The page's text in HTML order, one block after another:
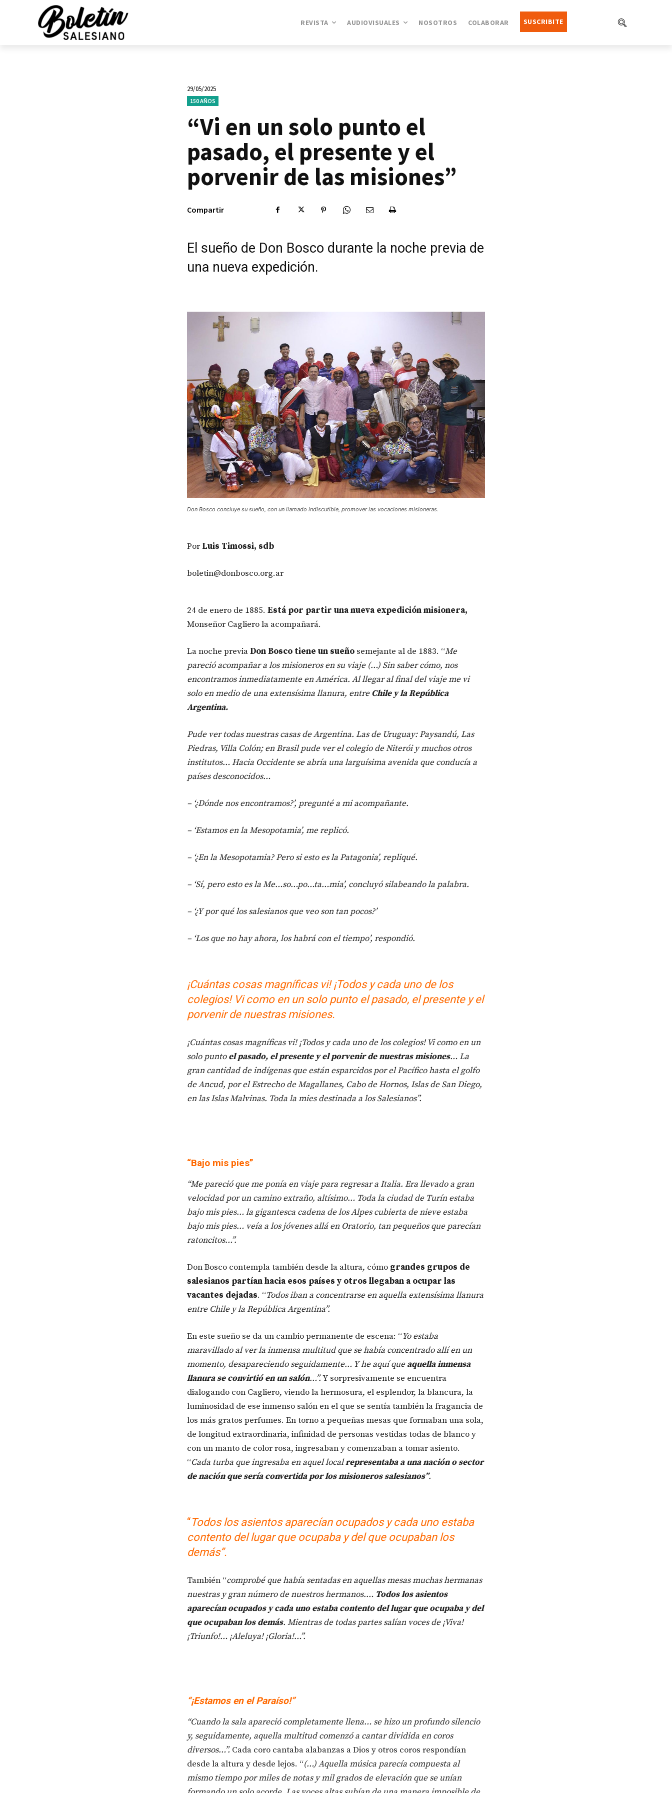
REVISTA AUDIOVISUALES NOSOTROS COLABORAR SUSCRIBITE
29/05/2025
150 AÑOS
“Vi en un solo punto el
pasado, el presente y el
porvenir de las misiones”
Compartir
El sueño de Don Bosco durante la noche previa de
una nueva expedición.
Don Bosco concluye su sueño, con un llamado indiscutible, promover las vocaciones misioneras.
PorLuis Timossi, sdb
boletin@donbosco.org.ar
24 de enero de 1885. Está por partir una nueva expedición misionera,
Monseñor Cagliero la acompañará.
La noche previaDon Bosco tiene un sueño semejante al de 1883. “Me
pareció acompañar a los misioneros en su viaje (…) Sin saber cómo, nos
encontramos inmediatamente en América. Al llegar al final del viaje me vi
solo en medio de una extensísima llanura, entreChile y la República
Argentina.
Pude ver todas nuestras casas de Argentina. Las de Uruguay: Paysandú, Las
Piedras, Villa Colón; en Brasil pude ver el colegio de Niterói y muchos otros
institutos… Hacia Occidente se abría una larguísima avenida que conducía a
países desconocidos…
– ‘¿Dónde nos encontramos?’, pregunté a mi acompañante.
– ‘Estamos en la Mesopotamia’, me replicó.
– ‘¿En la Mesopotamia? Pero si esto es la Patagonia’, repliqué.
– ‘Sí, pero esto es la Me…so…po…ta…mia’, concluyó silabeando la palabra.
– ‘¿Y por qué los salesianos que veo son tan pocos?’
– ‘Los que no hay ahora, los habrá con el tiempo’, respondió.
¡Cuántas cosas magníficas vi! ¡Todos y cada uno de los
colegios! Vi como en un solo punto el pasado, el presente y el
porvenir de nuestras misiones.
¡Cuántas cosas magníficas vi! ¡Todos y cada uno de los colegios! Vi como en un
solo puntoel pasado, el presente y el porvenir de nuestras misiones… La
gran cantidad de indígenas que están esparcidos por el Pacífico hasta el golfo
de Ancud, por el Estrecho de Magallanes, Cabo de Hornos, Islas de San Diego,
en las Islas Malvinas. Toda la mies destinada a los Salesianos”.
“Bajo mis pies”
“Me pareció que me ponía en viaje para regresar a Italia. Era llevado a gran
velocidad por un camino extraño, altísimo… Toda la ciudad de Turín estaba
bajo mis pies… la gigantesca cadena de los Alpes cubierta de nieve estaba
bajo mis pies… veía a los jóvenes allá en Oratorio, tan pequeños que parecían
ratoncitos…”.
Don Bosco contempla también desde la altura, cómo grandes grupos de
salesianos partían hacia esos países y otros llegaban a ocupar las
vacantes dejadas. “Todos iban a concentrarse en aquella extensísima llanura
entre Chile y la República Argentina”.
En este sueño se da un cambio permanente de escena: “Yo estaba
maravillado al ver la inmensa multitud que se había concentrado allí en un
momento, desapareciendo seguidamente… Y he aquí queaquella inmensa
llanura se convirtió en un salón…”.Y sorpresivamente se encuentra
dialogando con Cagliero, viendo la hermosura, el esplendor, la blancura, la
luminosidad de ese inmenso salón en el que se sentía también la fragancia de
los más gratos perfumes. En torno a pequeñas mesas que formaban una sola,
de longitud extraordinaria, infinidad de personas vestidas todas de blanco y
con un manto de color rosa, ingresaban y comenzaban a tomar asiento.
“Cada turba que ingresaba en aquel localrepresentaba a una nación o sector
de nación que sería convertida por los misioneros salesianos”.
“Todos los asientos aparecían ocupados y cada uno estaba
contento del lugar que ocupaba y del que ocupaban los
demás”.
También “comprobé que había sentadas en aquellas mesas muchas hermanas
nuestras y gran número de nuestros hermanos.… Todos los asientos
aparecían ocupados y cada uno estaba contento del lugar que ocupaba y del
que ocupaban los demás. Mientras de todas partes salían voces de ¡Viva!
¡Triunfo!… ¡Aleluya! ¡Gloria!…”.
“¡Estamos en el Paraíso!”
“Cuando la sala apareció completamente llena… se hizo un profundo silencio
y, seguidamente, aquella multitud comenzó a cantar dividida en coros
diversos…”. Cada coro cantaba alabanzas a Dios y otros coros respondían
desde la altura y desde lejos. “(…) Aquella música parecía compuesta al
mismo tiempo por miles de notas y mil grados de elevación que se unían